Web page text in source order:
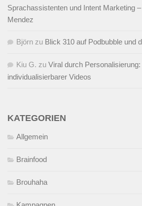
Sprachassistenten und Intent Marketing
Mendez
Björn zu Blick 310 auf Podbubble und
Kiu G. zu Viral durch
individualisierbarer Videos
KATEGORIEN
Allgemein
Brainfood
Brouhaha